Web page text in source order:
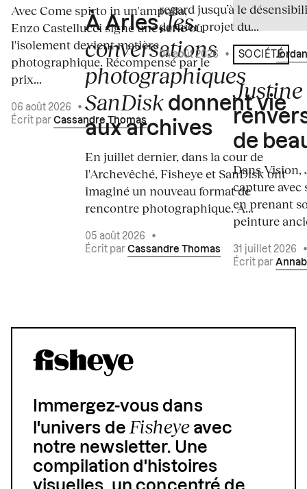
Avec Come spirto in un'ampolla,
Enzo Castellucci signe une série où
l'isolement devient matière
photographique. Récompensé par le
prix...
06 août 2026
•
Écrit par Cassandre Thomas
À Arles,les
conversations
photographiques
SanDisk donnent vie
aux archives
En juillet dernier, dans la cour de
l'Archevêché, Fisheye et SanDisk ont
imaginé un nouveau format de
rencontre photographique. À...
05 août 2026
•
Écrit par Cassandre Thomas
regard jusqu’à le
dernier projet du...
04 août 2026 • Écrit par
SOCIÉTÉ
de
Dans
capture avec
en prenant
peinture
31 juillet 2026
Écrit par
Immergez-vous dans
l'univers de Fisheyeavec
notre newsletter. Une
compilation d'histoires